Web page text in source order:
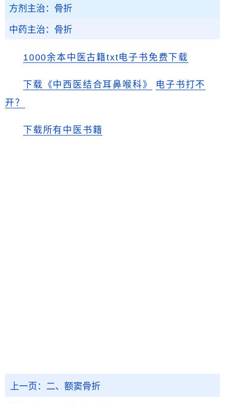
方剂主治：骨折
中药主治：骨折
1000余本中医古籍txt电子书免费下载
下载《中西医结合耳鼻喉科》
电子书打不
开？
下载所有中医书籍
上一页： 二、额窦骨折